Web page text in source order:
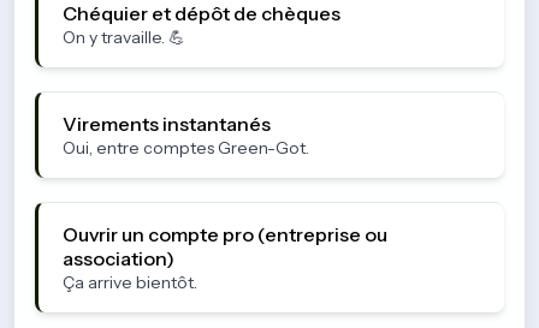
Chéquier et dépôt de chèques
On y travaille. 💪
Virements instantanés
Oui, entre comptes Green-Got.
Ouvrir un compte pro (entreprise ou
association)
Ça arrive bientôt.